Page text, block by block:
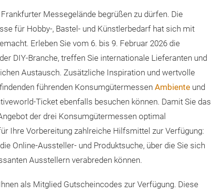
Messegelände begrüßen zu dürfen. Die
für Hobby-, Bastel- und Künstlerbedarf hat sich mit
Erleben Sie vom 6. bis 9. Februar 2026 die
DIY-Branche, treffen Sie internationale Lieferanten und
Austausch. Zusätzliche Inspiration und wertvolle
führenden Konsumgütermessen Ambiente und
Ticket ebenfalls besuchen können. Damit Sie das
der drei Konsumgütermessen optimal
Ihre Vorbereitung zahlreiche Hilfsmittel zur Verfügung:
Online-Aussteller- und Produktsuche, über die Sie sich
Ausstellern verabreden können.
als Mitglied Gutscheincodes zur Verfügung. Diese